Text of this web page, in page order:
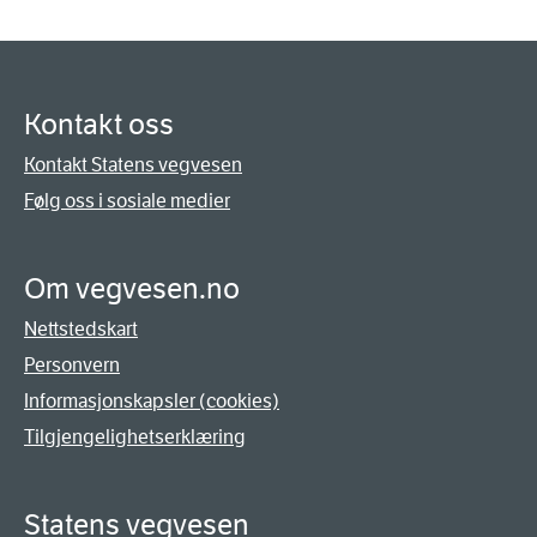
Kontakt oss
Kontakt Statens vegvesen
Følg oss i sosiale medier
Om vegvesen.no
Nettstedskart
Personvern
Informasjonskapsler (cookies)
Tilgjengelighetserklæring
Statens vegvesen